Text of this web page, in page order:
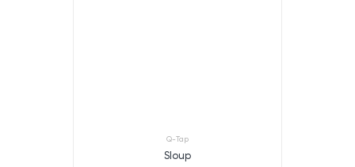
Q-Tap
Sloup